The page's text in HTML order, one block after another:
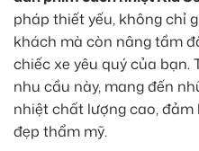
pháp thiết yếu, không chỉ
khách mà còn nâng tầm
chiếc xe yêu quý của bạn.
nhu cầu này, mang đến
nhiệt chất lượng cao,
đẹp thẩm mỹ.